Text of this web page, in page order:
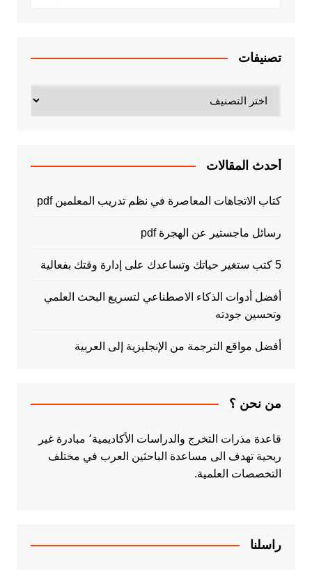
تصنيفات
أحدث المقالات
كتاب الاتجاهات المعاصرة في نظم تدريب المعلمين pdf
رسائل ماجستير عن الهجرة pdf
أفضل أدوات الذكاء الاصطناعي لتسريع البحث العلمي
وتحسين جودته
أفضل مواقع الترجمة من الإنجليزية إلى العربية
من نحن ؟
قاعدة مذرات التخرج والدراسات الأكاديمية٬ مبادرة غير
ربحية تهدف الى مساعدة الباحثين العرب في مختلف
التخصصات العلمية.
راسلنا